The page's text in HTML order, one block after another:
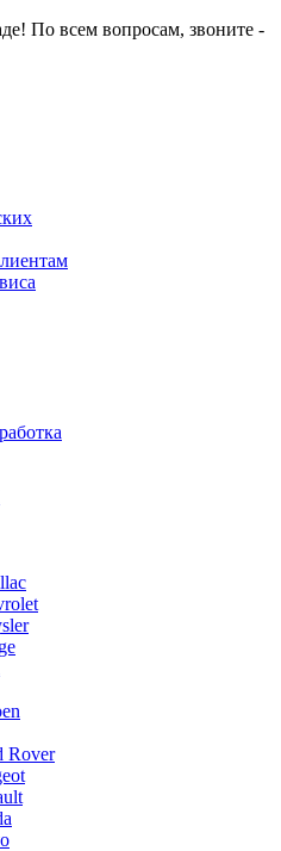
По всем вопросам, звоните -
Rover